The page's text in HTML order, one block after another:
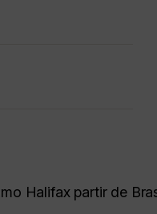
Halifax partir de